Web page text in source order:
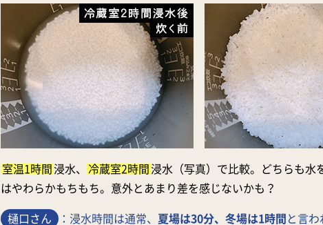
室温1時間 浸水、 冷蔵室2時間 浸水（写真）で比較。どちらも水
はやわらかもちもち。意外とあまり差を感じないかも？
樋口さん ：浸水時間は通常、 夏場は30分、冬場は1時間 と言わ